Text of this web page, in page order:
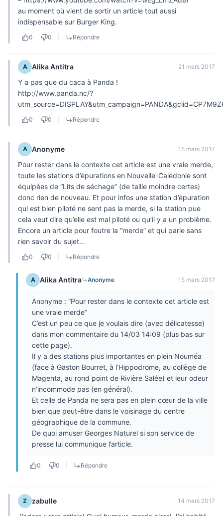
au moment où vient de sortir un article tout aussi
indispensable sur Burger King.
0 0 Répondre
A Alika Antitra 21 mars 2017
Y a pas que du caca à Panda !
http://www.panda.nc/?
0 0 Répondre
A Anonyme 15 mars 2017
Pour rester dans le contexte cet article est une vraie merde,
toute les stations d’épurations en Nouvelle-Calédonie sont
équipées de “Lits de séchage” (de taille moindre certes)
donc rien de nouveau. Et pour infos une station d’épuration
qui est bien piloté ne sent pas la merde, si la station pue
cela veut dire qu’elle est mal piloté ou qu’il y a un problème.
Encore un article pour foutre la “merde” et qui parle sans
rien savoir du sujet…
0 0 Répondre
A Alika Antitra Anonyme 15 mars 2017
Anonyme : “Pour rester dans le contexte cet article est
une vraie merde”
C’est un peu ce que je voulais dire (avec délicatesse)
dans mon commentaire du 14/03 14:09 (plus bas sur
cette page).
Il y a des stations plus importantes en plein Nouméa
(face à Gaston Bourret, à l’Hippodrome, au collège de
Magenta, au rond point de Rivière Salée) et leur odeur
n’incommode pas (en général).
Et celle de Panda ne sera pas en plein cœur de la ville
bien que peut-être dans le voisinage du centre
géographique de la commune.
De quoi amuser Georges Naturel si son service de
presse lui communique l’article.
0 0 Répondre
Z zabulle 14 mars 2017